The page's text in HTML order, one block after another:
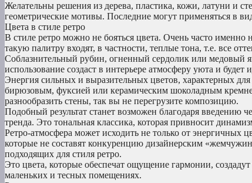
Желательны решения из дерева, пластика, кожи, латуни и
геометрические мотивы. Последние могут применяться в
Цвета в стиле ретро
В стиле ретро можно не бояться цвета. Очень часто
такую ​​палитру входят, в частности, теплые тона, т.е. все
Соблазнительный рубин, огненный сердолик или медовый
использование создаст в интерьере атмосферу уюта и будет
Энергия сильных и выразительных цветов, характерных
бирюзовым, фуксией или керамическим шоколадным
разнообразить стены, так вы не перегрузите композицию.
Подобный результат станет возможен благодаря введению
тренда. Это тональная классика, которая привносит
Ретро-атмосфера может исходить не только от
которые не составят конкуренцию дизайнерским
подходящих для стиля ретро.
Это цвета, которые обеспечат ощущение гармонии,
маленьких и тесных помещениях.